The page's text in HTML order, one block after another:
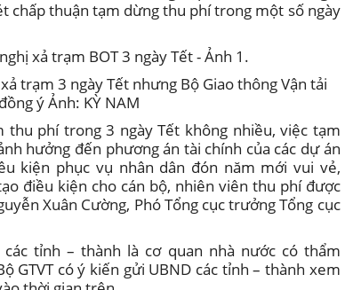
chấp thuận tạm dừng thu phí trong một số ngày
trạm 3 ngày Tết nhưng Bộ Giao thông Vận tải
ý Ảnh: KỲ NAM
thu phí trong 3 ngày Tết không nhiều, việc tạm
hưởng đến phương án tài chính của các dự án
kiện phục vụ nhân dân đón năm mới vui vẻ,
điều kiện cho cán bộ, nhiên viên thu phí được
Xuân Cường, Phó Tổng cục trưởng Tổng cục
tỉnh – thành là cơ quan nhà nước có thẩm
GTVT có ý kiến gửi UBND các tỉnh – thành xem